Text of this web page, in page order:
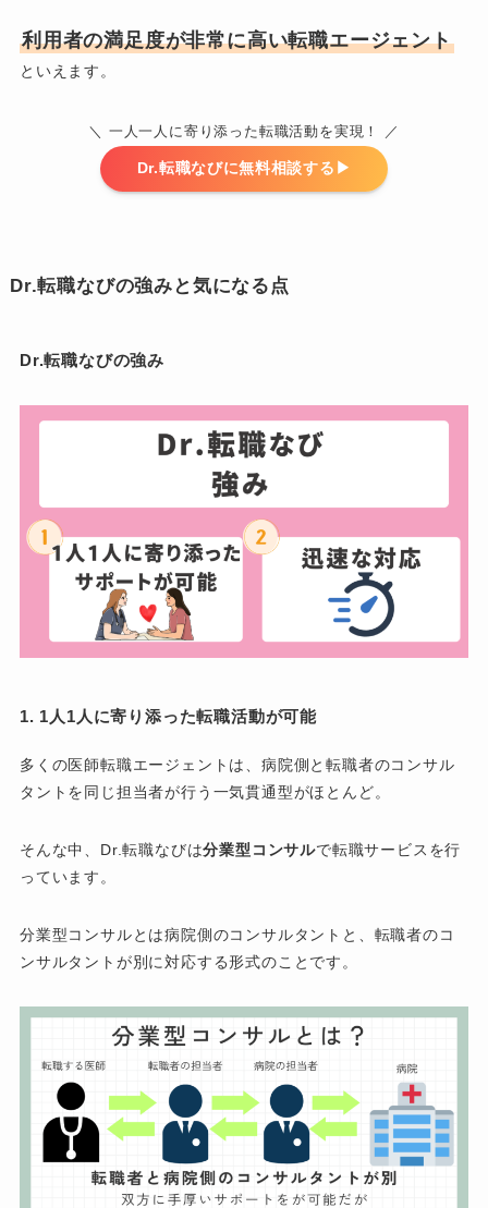
利用者の満足度が非常に高い転職エージェント
といえます。
＼ 一人一人に寄り添った転職活動を実現！ ／
Dr.転職なびに無料相談する▶︎
Dr.転職なびの強みと気になる点
Dr.転職なびの強み
1. 1人1人に寄り添った転職活動が可能
多くの医師転職エージェントは、病院側と転職者のコンサル
タントを同じ担当者が行う一気貫通型がほとんど。
そんな中、Dr.転職なびは分業型コンサルで転職サービスを行
っています。
分業型コンサルとは病院側のコンサルタントと、転職者のコ
ンサルタントが別に対応する形式のことです。